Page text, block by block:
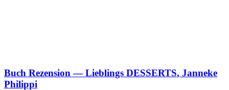
Buch Rezension — Lieblings DESSERTS, Janneke
Philippi